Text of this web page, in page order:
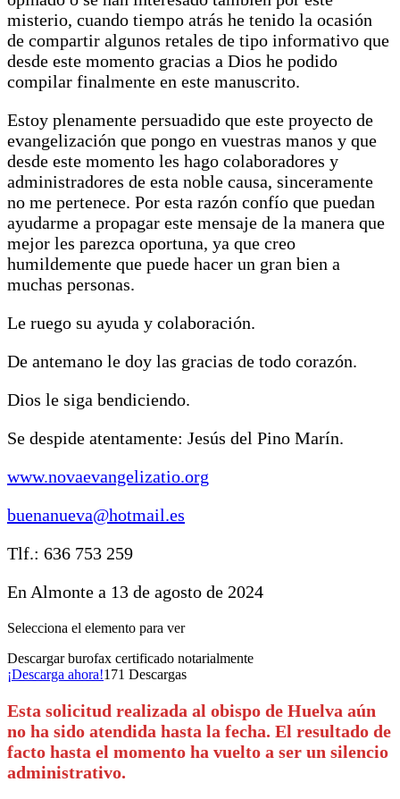
misterio, cuando tiempo atrás he tenido la ocasión
de compartir algunos retales de tipo informativo que
desde este momento gracias a Dios he podido
compilar finalmente en este manuscrito.
Estoy plenamente persuadido que este proyecto de
evangelización que pongo en vuestras manos y que
desde este momento les hago colaboradores y
administradores de esta noble causa, sinceramente
no me pertenece. Por esta razón confío que puedan
ayudarme a propagar este mensaje de la manera que
mejor les parezca oportuna, ya que creo
humildemente que puede hacer un gran bien a
muchas personas.
Le ruego su ayuda y colaboración.
De antemano le doy las gracias de todo corazón.
Dios le siga bendiciendo.
Se despide atentamente: Jesús del Pino Marín.
www.novaevangelizatio.org
buenanueva@hotmail.es
Tlf.: 636 753 259
En Almonte a 13 de agosto de 2024
Selecciona el elemento para ver
Descargar burofax certificado notarialmente
¡Descarga ahora!171 Descargas
Esta solicitud realizada al obispo de Huelva aún
no ha sido atendida hasta la fecha. El resultado de
facto hasta el momento ha vuelto a ser un silencio
administrativo.